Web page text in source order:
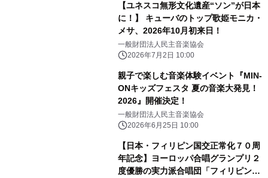
【ユネスコ無形文化遺産“ソン”が日本
に！】 キューバのトップ歌姫モニカ・
メサ、2026年10月初来日！
一般財団法人民主音楽協会
2026年7月2日 10:00
親子で楽しむ音楽体験イベント『MIN-
ONキッズフェスタ 夏の音楽大発見！
2026』開催決定！
一般財団法人民主音楽協会
2026年6月25日 10:00
【日本・フィリピン国交正常化７０周
年記念】ヨーロッパ合唱グランプリ２
度優勝の実力派合唱団「フィリピン・